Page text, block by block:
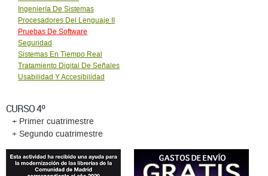
Ingeniería De Sistemas
Procesadores Del Lenguaje II
Pruebas De Software
Seguridad
Sistemas En Tiempo Real
Tratamiento Digital De Señales
Usabilidad Y Accesibilidad
CURSO 4º
+ Primer cuatrimestre
+ Segundo cuatrimestre